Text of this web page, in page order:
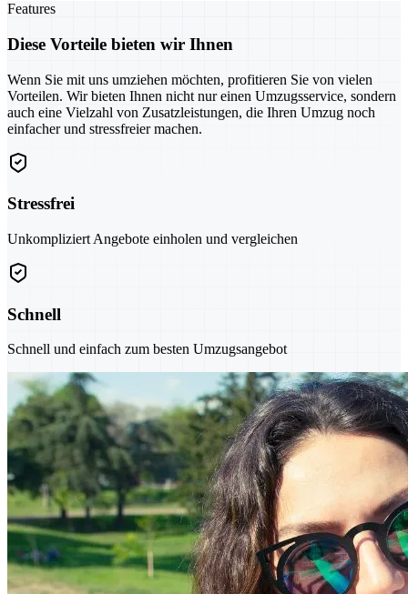
Features
Diese Vorteile bieten wir Ihnen
Wenn Sie mit uns umziehen möchten, profitieren Sie von vielen
Vorteilen. Wir bieten Ihnen nicht nur einen Umzugsservice, sondern
auch eine Vielzahl von Zusatzleistungen, die Ihren Umzug noch
einfacher und stressfreier machen.
Stressfrei
Unkompliziert Angebote einholen und vergleichen
Schnell
Schnell und einfach zum besten Umzugsangebot